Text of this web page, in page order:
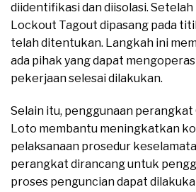
diidentifikasi dan diisolasi.
Lockout Tagout dipasang pada
telah ditentukan. Langkah ini
ada pihak yang dapat
pekerjaan selesai dilakukan.
Selain itu, penggunaan perangkat
Loto membantu meningkatkan
pelaksanaan prosedur
perangkat dirancang untuk
proses penguncian dapat